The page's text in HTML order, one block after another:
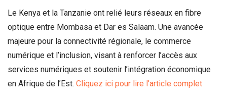
Le Kenya et la Tanzanie ont relié leurs réseaux en fibre
optique entre Mombasa et Dar es Salaam. Une avancée
majeure pour la connectivité régionale, le commerce
numérique et l’inclusion, visant à renforcer l’accès aux
services numériques et soutenir l’intégration économique
en Afrique de l’Est. Cliquez ici pour lire l’article complet